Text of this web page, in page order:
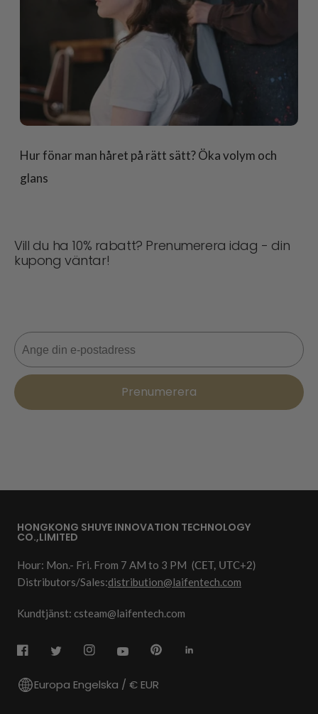
Hur fönar man håret på rätt sätt? Öka volym och
glans
Vill du ha 10% rabatt? Prenumerera idag - din
kupong väntar!
E-post
Prenumerera
HONGKONG SHUYE INNOVATION TECHNOLOGY
CO.,LIMITED
Hour: Mon.- Fri. From 7 AM to 3 PM (CET, UTC+2)
Distributors/Sales:distribution@laifentech.com
Kundtjänst: csteam@laifentech.com
Europa Engelska / € EUR